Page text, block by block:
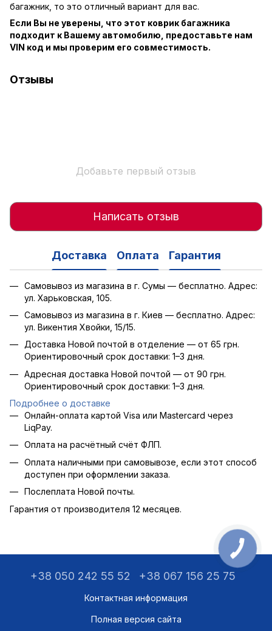
багажник, то это отличный вариант для вас.
Если Вы не уверены, что этот коврик багажника
подходит к Вашему автомобилю, предоставьте нам
VIN код и мы проверим его совместимость.
Отзывы
Добавьте первый отзыв
Написать отзыв
Доставка Оплата Гарантия
Самовывоз из магазина в г. Сумы — бесплатно. Адрес:
ул. Харьковская, 105.
Самовывоз из магазина в г. Киев — бесплатно. Адрес:
ул. Викентия Хвойки, 15/15.
Доставка Новой почтой в отделение — от 65 грн.
Ориентировочный срок доставки: 1–3 дня.
Адресная доставка Новой почтой — от 90 грн.
Ориентировочный срок доставки: 1–3 дня.
Подробнее о доставке
Онлайн-оплата картой Visa или Mastercard через
LiqPay.
Оплата на расчётный счёт ФЛП.
Оплата наличными при самовывозе, если этот способ
доступен при оформлении заказа.
Послеплата Новой почты.
Гарантия от производителя 12 месяцев.
+38 050 242 55 52 +38 067 156 25 75
Контактная информация
Полная версия сайта